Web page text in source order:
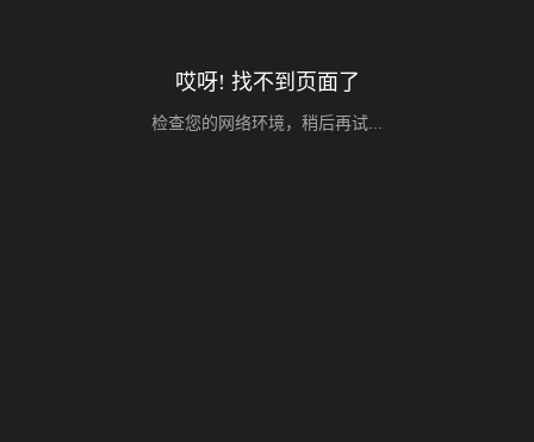
哎呀! 找不到页面了
检查您的网络环境，稍后再试...